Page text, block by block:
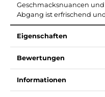
Geschmacksnuancen
Abgang ist erfrischend
Eigenschaften
Bewertungen
Informationen